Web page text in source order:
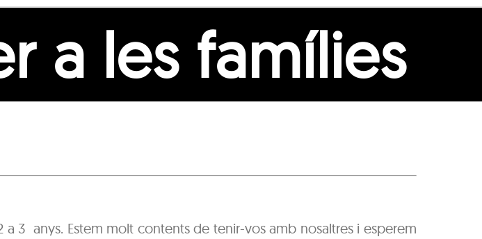
a les famílies
a 3 anys. Estem molt contents de tenir-vos amb nosaltres i esperem